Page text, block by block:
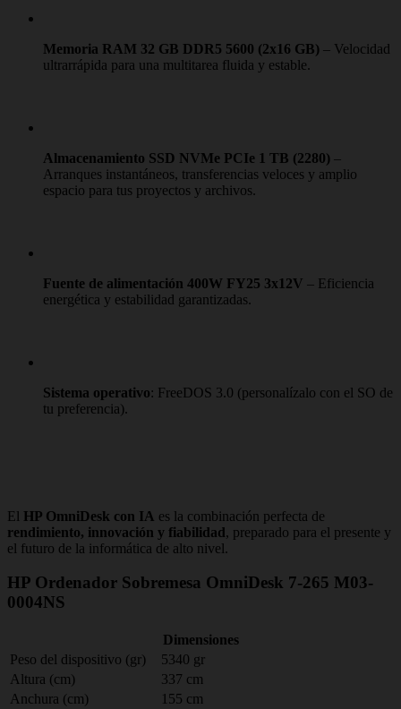
Memoria RAM 32 GB DDR5 5600 (2x16 GB) – Velocidad
ultrarrápida para una multitarea fluida y estable.
Almacenamiento SSD NVMe PCIe 1 TB (2280) –
Arranques instantáneos, transferencias veloces y amplio
espacio para tus proyectos y archivos.
Fuente de alimentación 400W FY25 3x12V – Eficiencia
energética y estabilidad garantizadas.
Sistema operativo: FreeDOS 3.0 (personalízalo con el SO de
tu preferencia).
El HP OmniDesk con IA es la combinación perfecta de
rendimiento, innovación y fiabilidad, preparado para el presente y
el futuro de la informática de alto nivel.
HP Ordenador Sobremesa OmniDesk 7-265 M03-
0004NS
Dimensiones
Peso del dispositivo (gr)
5340 gr
Altura (cm)
337 cm
Anchura (cm)
155 cm